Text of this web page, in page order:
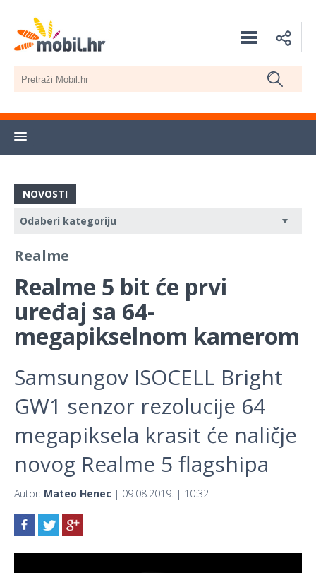
NOVOSTI
Realme
Realme 5 bit će prvi
uređaj sa 64-
megapikselnom kamerom
Samsungov ISOCELL Bright
GW1 senzor rezolucije 64
megapiksela krasit će naličje
novog Realme 5 flagshipa
Autor: Mateo Henec | 09.08.2019. | 10:32